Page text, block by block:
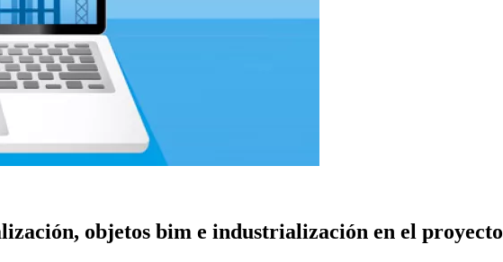
objetos bim e industrialización en el proyecto